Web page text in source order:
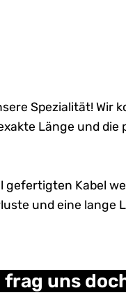
Spezialität!
Länge und
Kabel
und eine lange
uns